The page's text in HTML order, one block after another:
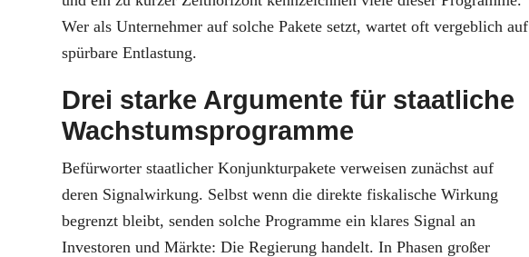
Wer als Unternehmer auf solche Pakete setzt, wartet oft vergeblich auf
spürbare Entlastung.
Drei starke Argumente für staatliche
Wachstumsprogramme
Befürworter staatlicher Konjunkturpakete verweisen zunächst auf
deren Signalwirkung. Selbst wenn die direkte fiskalische Wirkung
begrenzt bleibt, senden solche Programme ein klares Signal an
Investoren und Märkte: Die Regierung handelt. In Phasen großer